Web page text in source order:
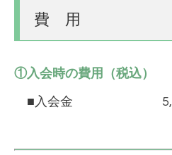
費 用
①入会時の費用（税込）
■入会金